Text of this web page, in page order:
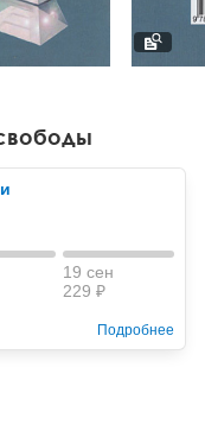
атаки
и НЛП
19 сен
229 ₽
Подробнее